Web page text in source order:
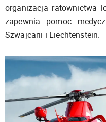
organizacja ratownictwa
zapewnia pomoc
Szwajcarii i Liechtenstein.